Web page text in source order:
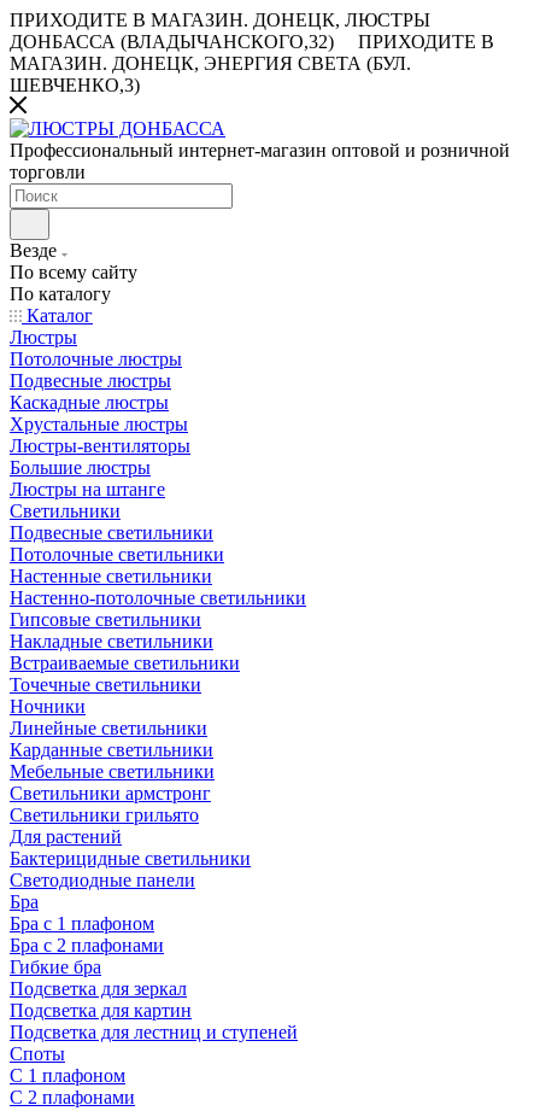
ПРИХОДИТЕ В МАГАЗИН. ДОНЕЦК, ЛЮСТРЫ
ДОНБАССА (ВЛАДЫЧАНСКОГО,32)
ПРИХОДИТЕ В
МАГАЗИН. ДОНЕЦК, ЭНЕРГИЯ СВЕТА (БУЛ.
ШЕВЧЕНКО,3)
Профессиональный интернет-магазин оптовой и розничной
торговли
Везде
По всему сайту
По каталогу
Каталог
Люстры
Потолочные люстры
Подвесные люстры
Каскадные люстры
Хрустальные люстры
Люстры-вентиляторы
Большие люстры
Люстры на штанге
Светильники
Подвесные светильники
Потолочные светильники
Настенные светильники
Настенно-потолочные светильники
Гипсовые светильники
Накладные светильники
Встраиваемые светильники
Точечные светильники
Ночники
Линейные светильники
Карданные светильники
Мебельные светильники
Светильники армстронг
Светильники грильято
Для растений
Бактерицидные светильники
Светодиодные панели
Бра
Бра с 1 плафоном
Бра с 2 плафонами
Гибкие бра
Подсветка для зеркал
Подсветка для картин
Подсветка для лестниц и ступеней
Споты
С 1 плафоном
С 2 плафонами